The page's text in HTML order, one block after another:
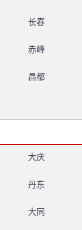
长春
赤峰
昌都
大庆
丹东
大同